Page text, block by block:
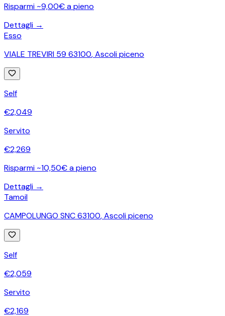
Risparmi ~9,00€ a pieno
Dettagli →
Esso
VIALE TREVIRI 59 63100,Ascoli piceno
Self
€2,049
Servito
€2,269
Risparmi ~10,50€ a pieno
Dettagli →
Tamoil
CAMPOLUNGO SNC 63100,Ascoli piceno
Self
€2,059
Servito
€2,169